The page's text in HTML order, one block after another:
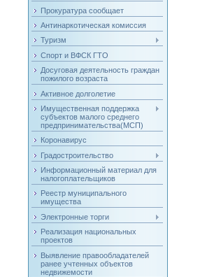
Прокуратура сообщает
Антинаркотическая комиссия
Туризм
Спорт и ВФСК ГТО
Досуговая деятельность граждан
пожилого возраста
Активное долголетие
Имущественная поддержка
субъектов малого среднего
предпринимательства(МСП)
Коронавирус
Градостроительство
Информационный материал для
налогоплательщиков
Реестр муниципального
имущества
Электронные торги
Реализация национальных
проектов
Выявление правообладателей
ранее учтенных объектов
недвижемости